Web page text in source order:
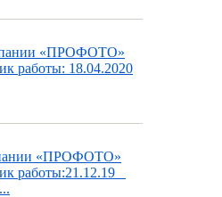
«ПРОФОТО»
работы: 18.04.2020
«ПРОФОТО»
работы:21.12.19